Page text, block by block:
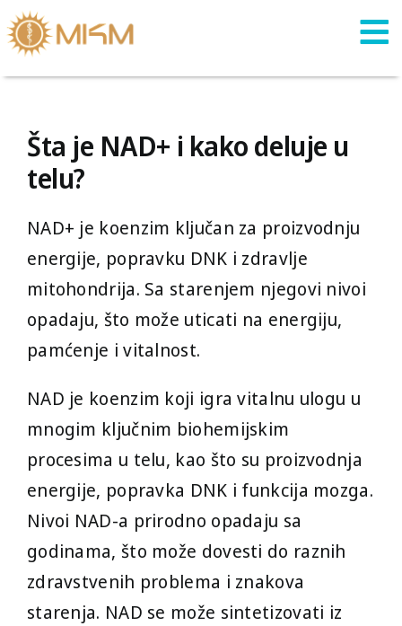
Skip
to
content
Šta je NAD+ i kako deluje u
telu?
NAD+ je koenzim ključan za proizvodnju
energije, popravku DNK i zdravlje
mitohondrija. Sa starenjem njegovi nivoi
opadaju, što može uticati na energiju,
pamćenje i vitalnost.
NAD je koenzim koji igra vitalnu ulogu u
mnogim ključnim biohemijskim
procesima u telu, kao što su proizvodnja
energije, popravka DNK i funkcija mozga.
Nivoi NAD-a prirodno opadaju sa
godinama, što može dovesti do raznih
zdravstvenih problema i znakova
starenja. NAD se može sintetizovati iz